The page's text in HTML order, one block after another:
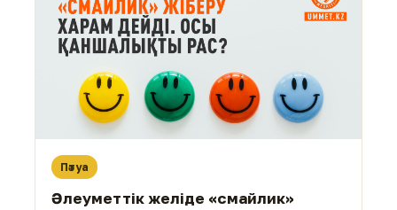
Пәтуа
Әлеуметтік желіде «смайлик»